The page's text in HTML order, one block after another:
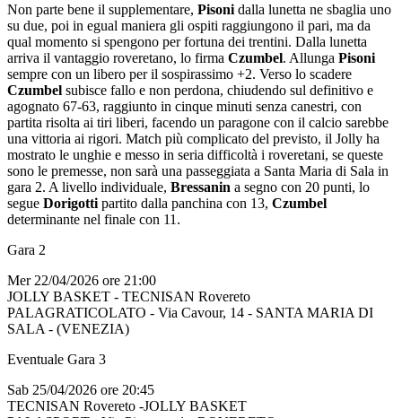
Non parte bene il supplementare, Pisoni dalla lunetta ne sbaglia uno
su due, poi in egual maniera gli ospiti raggiungono il pari, ma da
qual momento si spengono per fortuna dei trentini. Dalla lunetta
arriva il vantaggio roveretano, lo firma Czumbel. Allunga Pisoni
sempre con un libero per il sospirassimo +2. Verso lo scadere
Czumbel subisce fallo e non perdona, chiudendo sul definitivo e
agognato 67-63, raggiunto in cinque minuti senza canestri, con
partita risolta ai tiri liberi, facendo un paragone con il calcio sarebbe
una vittoria ai rigori. Match più complicato del previsto, il Jolly ha
mostrato le unghie e messo in seria difficoltà i roveretani, se queste
sono le premesse, non sarà una passeggiata a Santa Maria di Sala in
gara 2. A livello individuale, Bressanin a segno con 20 punti, lo
segue Dorigotti partito dalla panchina con 13, Czumbel
determinante nel finale con 11.
Gara 2
Mer 22/04/2026 ore 21:00
JOLLY BASKET - TECNISAN Rovereto
PALAGRATICOLATO - Via Cavour, 14 - SANTA MARIA DI
SALA - (VENEZIA)
Eventuale Gara 3
Sab 25/04/2026 ore 20:45
TECNISAN Rovereto -JOLLY BASKET